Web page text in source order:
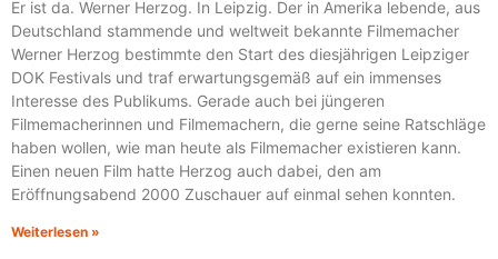
Er ist da. Werner Herzog. In Leipzig. Der in Amerika lebende, aus
Deutschland stammende und weltweit bekannte Filmemacher
Werner Herzog bestimmte den Start des diesjährigen Leipziger
DOK Festivals und traf erwartungsgemäß auf ein immenses
Interesse des Publikums. Gerade auch bei jüngeren
Filmemacherinnen und Filmemachern, die gerne seine Ratschläge
haben wollen, wie man heute als Filmemacher existieren kann.
Einen neuen Film hatte Herzog auch dabei, den am
Eröffnungsabend 2000 Zuschauer auf einmal sehen konnten.
Weiterlesen »